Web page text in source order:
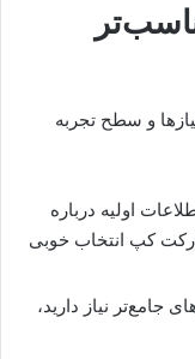
و سطح تجربه
اولیه درباره
کپ انتخاب خوبی
جامع‌تر نیاز دارید،